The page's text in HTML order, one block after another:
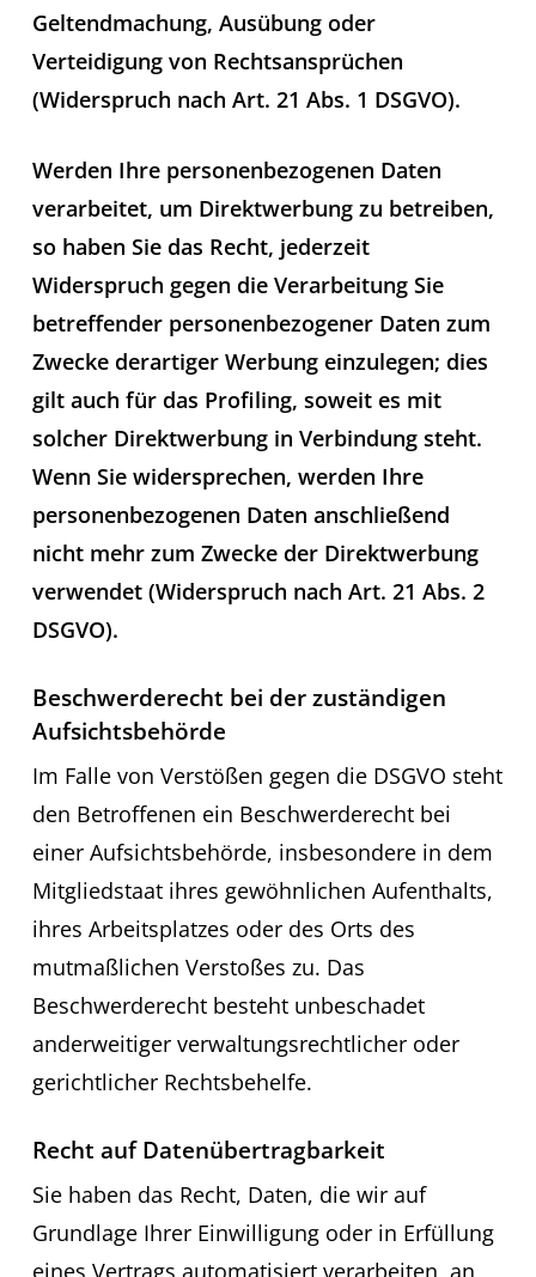
Geltendmachung, Ausübung oder
Verteidigung von Rechtsansprüchen
(Widerspruch nach Art. 21 Abs. 1 DSGVO).
Werden Ihre personenbezogenen Daten
verarbeitet, um Direktwerbung zu betreiben,
so haben Sie das Recht, jederzeit
Widerspruch gegen die Verarbeitung Sie
betreffender personenbezogener Daten zum
Zwecke derartiger Werbung einzulegen; dies
gilt auch für das Profiling, soweit es mit
solcher Direktwerbung in Verbindung steht.
Wenn Sie widersprechen, werden Ihre
personenbezogenen Daten anschließend
nicht mehr zum Zwecke der Direktwerbung
verwendet (Widerspruch nach Art. 21 Abs. 2
DSGVO).
Beschwerderecht bei der zuständigen
Aufsichtsbehörde
Im Falle von Verstößen gegen die DSGVO steht
den Betroffenen ein Beschwerderecht bei
einer Aufsichtsbehörde, insbesondere in dem
Mitgliedstaat ihres gewöhnlichen Aufenthalts,
ihres Arbeitsplatzes oder des Orts des
mutmaßlichen Verstoßes zu. Das
Beschwerderecht besteht unbeschadet
anderweitiger verwaltungsrechtlicher oder
gerichtlicher Rechtsbehelfe.
Recht auf Datenübertragbarkeit
Sie haben das Recht, Daten, die wir auf
Grundlage Ihrer Einwilligung oder in Erfüllung
eines Vertrags automatisiert verarbeiten, an